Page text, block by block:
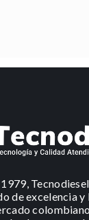
de excelencia